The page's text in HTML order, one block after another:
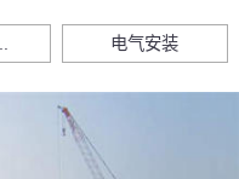
电气安装